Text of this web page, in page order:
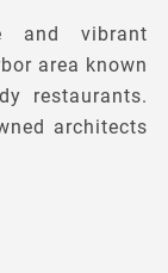
and vibrant
area known
restaurants.
architects